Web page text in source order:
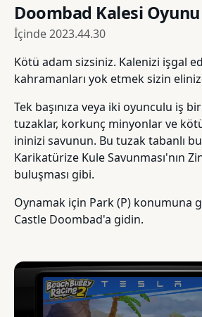
Doombad Kalesi Oyunu
İçinde2023.44.30
Kötü adam sizsiniz. Kalenizi işgal
kahramanları yok etmek sizin
Tek başınıza veya iki oyunculu iş
tuzaklar, korkunç minyonlar ve
ininizi savunun. Bu tuzak tabanlı
Karikatürize Kule Savunması'nın
buluşması gibi.
Oynamak için Park (P) konumuna
Castle Doombad'a gidin.